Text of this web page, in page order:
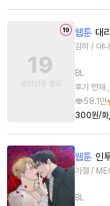
웹툰 대
김햐 / 대
BL
후기 연
58.1만
300원/화
웹툰 인
가잴 /
BL